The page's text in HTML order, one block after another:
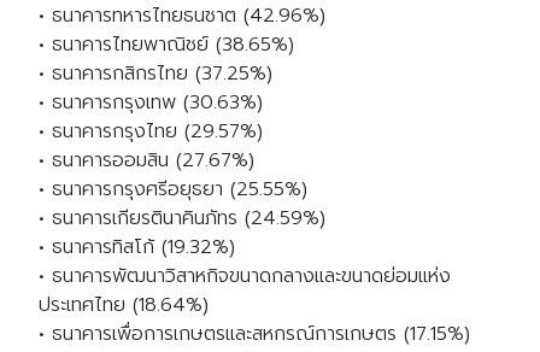
• ธนาคารทหารไทยธนชาต (42.96%)
• ธนาคารไทยพาณิชย์ (38.65%)
• ธนาคารกสิกรไทย (37.25%)
• ธนาคารกรุงเทพ (30.63%)
• ธนาคารกรุงไทย (29.57%)
• ธนาคารออมสิน (27.67%)
• ธนาคารกรุงศรีอยุธยา (25.55%)
• ธนาคารเกียรตินาคินภัทร (24.59%)
• ธนาคารทิสโก้ (19.32%)
• ธนาคารพัฒนาวิสาหกิจขนาดกลางและขนาดย่อมแห่ง
ประเทศไทย (18.64%)
• ธนาคารเพื่อการเกษตรและสหกรณ์การเกษตร (17.15%)